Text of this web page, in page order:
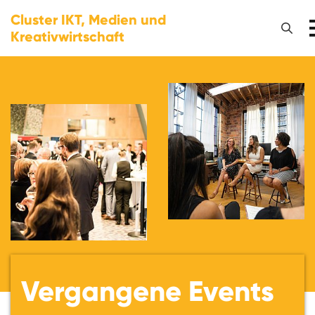
Cluster IKT, Medien und
Kreativwirtschaft
Vergangene Events